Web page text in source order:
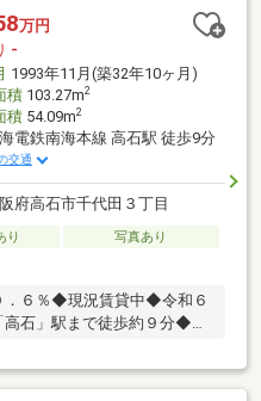
万円
-
1993年11月(築32年10ヶ月)
積103.27m2
積54.09m2
電鉄南海本線 高石駅 徒歩9分
交通
府高石市千代田３丁目
り
写真あり
．６％◆現況賃貸中◆令和６
石」駅まで徒歩約９分◆